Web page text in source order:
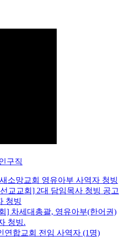
구직
소망교회 영유아부 사역자 청빙
교교회] 2대 담임목사 청빙 공고
청빙
] 차세대총괄, 영유아부(한어권)
청빙.
연합교회 전임 사역자 (1명)